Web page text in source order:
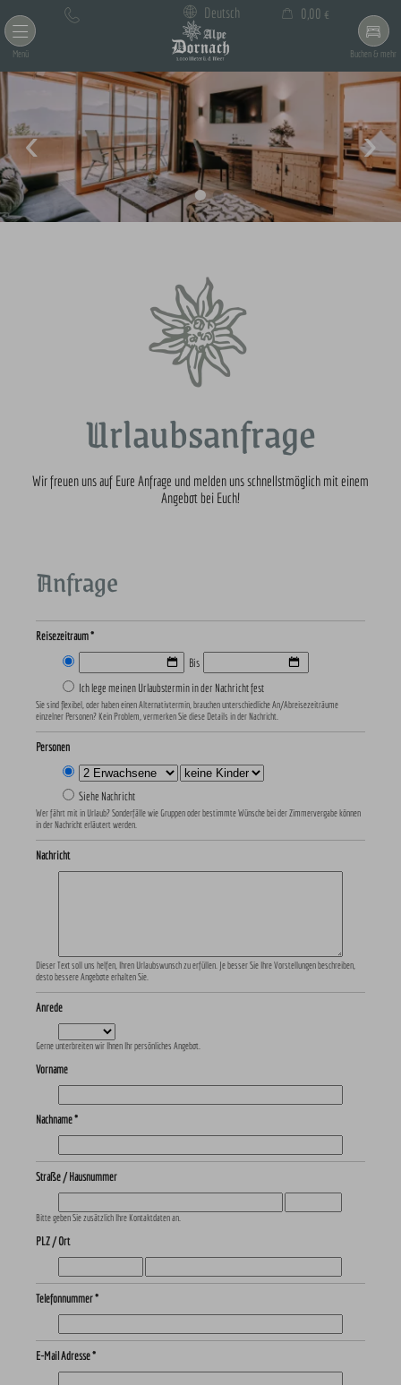
Menü Buchen & mehr
Deutsch 0,00 €
Warenkorb ist leer
Urlaubsanfrage
Wir freuen uns auf Eure Anfrage und melden uns schnellstmöglich mit einem
Angebot bei Euch!
Anfrage
Reisezeitraum *
Bis
Ich lege meinen Urlaubstermin in der Nachricht fest
Sie sind flexibel, oder haben einen Alternativtermin, brauchen unterschiedliche An/Abreisezeiträume
einzelner Personen? Kein Problem, vermerken Sie diese Details in der Nachricht.
Personen
Siehe Nachricht
Wer fährt mit in Urlaub? Sonderfälle wie Gruppen oder bestimmte Wünsche bei der Zimmervergabe können
in der Nachricht erläutert werden.
Nachricht
Dieser Text soll uns helfen, Ihren Urlaubswunsch zu erfüllen. Je besser Sie Ihre Vorstellungen beschreiben,
desto bessere Angebote erhalten Sie.
Anrede
Gerne unterbreiten wir Ihnen Ihr persönliches Angebot.
Vorname
Nachname *
Straße / Hausnummer
Bitte geben Sie zusätzlich Ihre Kontaktdaten an.
PLZ / Ort
Telefonnummer *
E-Mail Adresse *